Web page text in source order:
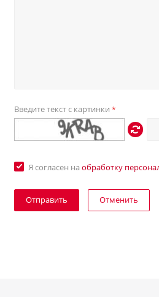
Введите текст с картинки*
Я согласен наобработку
Отменить